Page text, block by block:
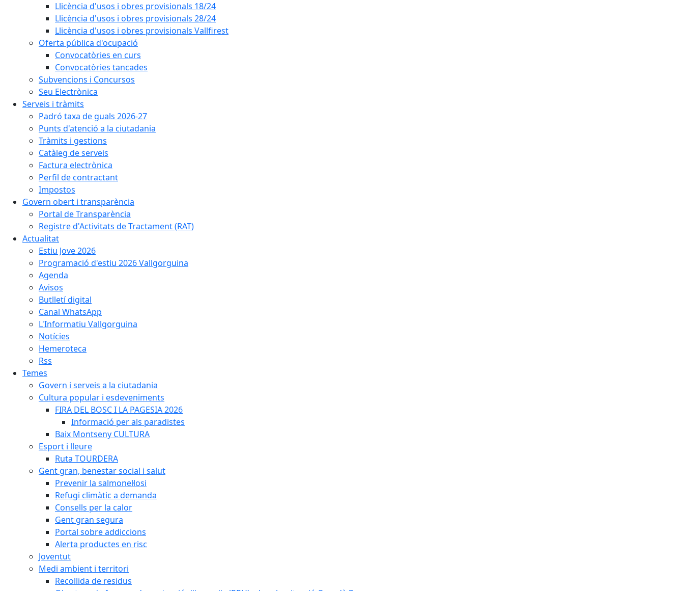
Llicència d'usos i obres provisionals 18/24
Llicència d'usos i obres provisionals 28/24
Llicència d'usos i obres provisionals Vallfirest
Oferta pública d'ocupació
Convocatòries en curs
Convocatòries tancades
Subvencions i Concursos
Seu Electrònica
Serveis i tràmits
Padró taxa de guals 2026-27
Punts d'atenció a la ciutadania
Tràmits i gestions
Catàleg de serveis
Factura electrònica
Perfil de contractant
Impostos
Govern obert i transparència
Portal de Transparència
Registre d'Activitats de Tractament (RAT)
Actualitat
Estiu Jove 2026
Programació d'estiu 2026 Vallgorguina
Agenda
Avisos
Butlletí digital
Canal WhatsApp
L'Informatiu Vallgorguina
Notícies
Hemeroteca
Rss
Temes
Govern i serveis a la ciutadania
Cultura popular i esdeveniments
FIRA DEL BOSC I LA PAGESIA 2026
Informació per als paradistes
Baix Montseny CULTURA
Esport i lleure
Ruta TOURDERA
Gent gran, benestar social i salut
Prevenir la salmonel·losi
Refugi climàtic a demanda
Consells per la calor
Gent gran segura
Portal sobre addiccions
Alerta productes en risc
Joventut
Medi ambient i territori
Recollida de residus